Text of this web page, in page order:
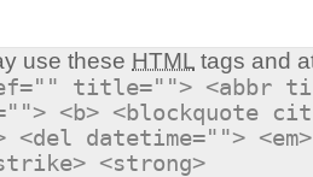
use these HTML tags and
title=""> <abbr
<b> <blockquote
<del datetime="">
<strong>